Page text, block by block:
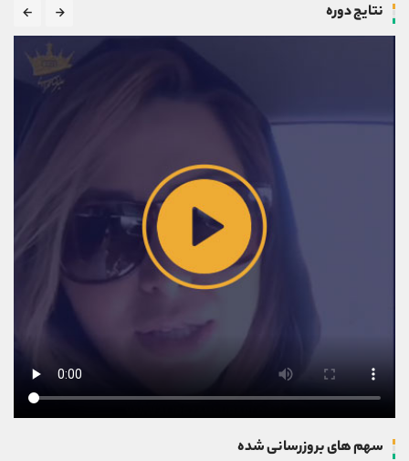
نتایج دوره
سهم های بروزرسانی شده